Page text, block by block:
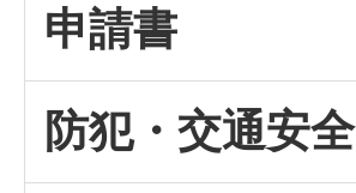
申請書
防犯・交通安全